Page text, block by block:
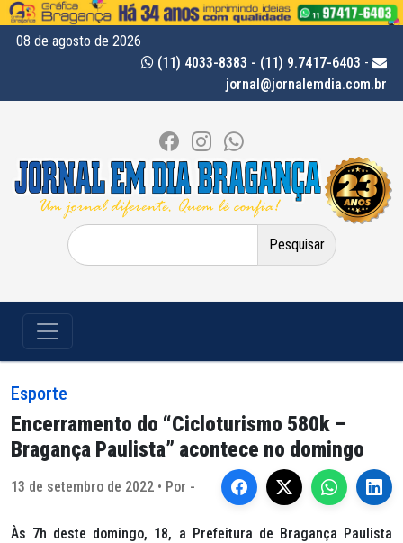
08 de agosto de 2026
(11) 4033-8383 - (11) 9.7417-6403 -
jornal@jornalemdia.com.br
Pesquisar
por:
Esporte
Encerramento do “Cicloturismo 580k –
Bragança Paulista” acontece no domingo
13 de setembro de 2022 • Por -
Às 7h deste domingo, 18, a Prefeitura de Bragança Paulista